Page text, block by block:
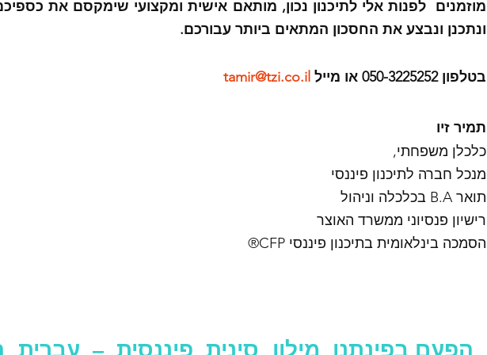
ונתכנן ונבצע את החסכון המתאים ביותר עבורכם.
בטלפון 050-3225252 או מייל tamir@tzi.co.il
תמיר זיו
כלכלן משפחתי,
מנכל חברה לתיכנון פיננסי
תואר B.A בכלכלה וניהול
רישיון פנסיוני ממשרד האוצר
הסמכה בינלאומית בתיכנון פיננסי CFP®